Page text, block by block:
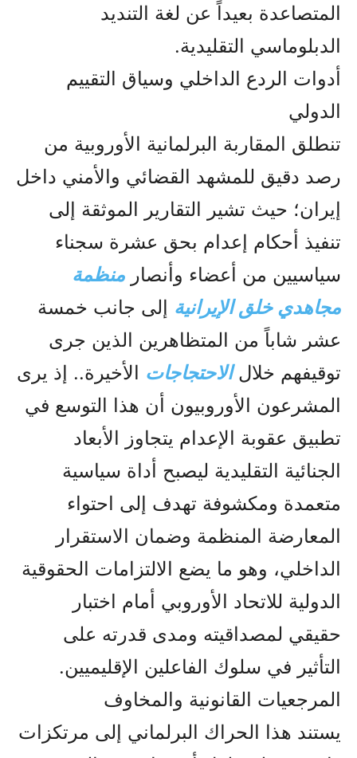
المتصاعدة بعيداً عن لغة التنديد
الدبلوماسي التقليدية.
أدوات الردع الداخلي وسياق التقييم
الدولي
تنطلق المقاربة البرلمانية الأوروبية من
رصد دقيق للمشهد القضائي والأمني داخل
إيران؛ حيث تشير التقارير الموثقة إلى
تنفيذ أحكام إعدام بحق عشرة سجناء
سياسيين من أعضاء وأنصار منظمة
مجاهدي خلق الإيرانية إلى جانب خمسة
عشر شاباً من المتظاهرين الذين جرى
توقيفهم خلالالاحتجاجات الأخيرة.. إذ يرى
المشرعون الأوروبيون أن هذا التوسع في
تطبيق عقوبة الإعدام يتجاوز الأبعاد
الجنائية التقليدية ليصبح أداة سياسية
متعمدة ومكشوفة تهدف إلى احتواء
المعارضة المنظمة وضمان الاستقرار
الداخلي، وهو ما يضع الالتزامات الحقوقية
الدولية للاتحاد الأوروبي أمام اختبار
حقيقي لمصداقيته ومدى قدرته على
التأثير في سلوك الفاعلين الإقليميين.
المرجعيات القانونية والمخاوف
يستند هذا الحراك البرلماني إلى مرتكزات